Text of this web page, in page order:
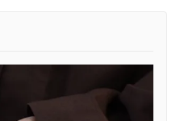
English